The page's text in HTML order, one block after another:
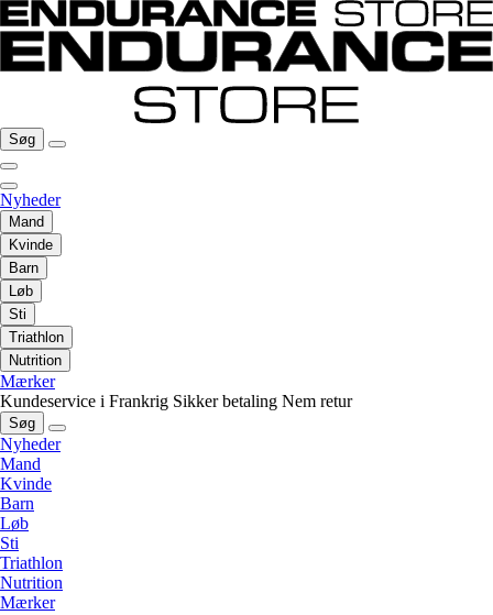
Søg
Nyheder
Mand
Kvinde
Barn
Løb
Sti
Triathlon
Nutrition
Mærker
Kundeservice i Frankrig Sikker betaling Nem retur
Søg
Nyheder
Mand
Kvinde
Barn
Løb
Sti
Triathlon
Nutrition
Mærker